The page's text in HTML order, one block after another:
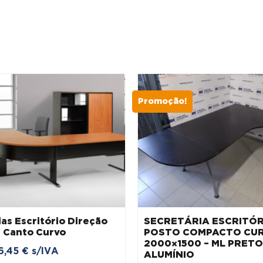
Escritório Direção
Canto Curvo
€ s/IVA
Promoção!
SECRETÁRIA
POSTO COMPACTO
2000×1500 – ML
ALUMÍNIO